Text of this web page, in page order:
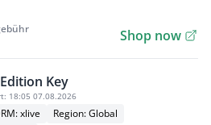
Shop now
Key
18:05 07.08.2026
xlive
Region: Global